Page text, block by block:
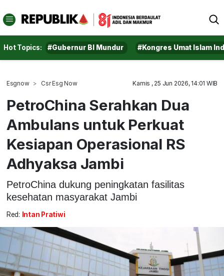
Hot Topics: #Gubernur BI Mundur #Kongres Umat Islam
Esgnow Csr Esg Now Kamis , 25 Jun 2026, 14:01 WIB
PetroChina Serahkan Dua
Ambulans untuk Perkuat
Kesiapan Operasional RS
Adhyaksa Jambi
PetroChina dukung peningkatan fasilitas
kesehatan masyarakat Jambi
Red: Intan Pratiwi